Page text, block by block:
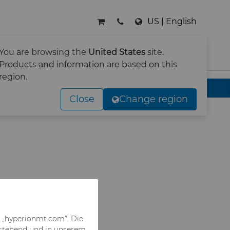
are browsing the United States site.
Products and information are based on this
region.
Close Change region
US | English
KONTAKT SUCHE
zum Schaben
Die